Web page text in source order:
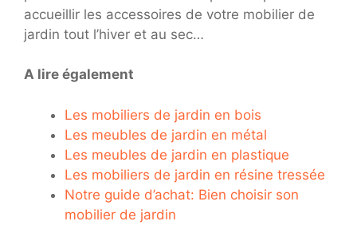
accueillir les accessoires de votre mobilier de
jardin tout l’hiver et au sec…
A lire également
Les mobiliers de jardin en bois
Les meubles de jardin en métal
Les meubles de jardin en plastique
Les mobiliers de jardin en résine tressée
Notre guide d’achat: Bien choisir son
mobilier de jardin